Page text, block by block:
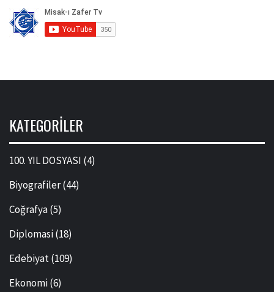
KATEGORILER
100. YIL DOSYASI (4)
Biyografiler(44)
Coğrafya(5)
Diplomasi(18)
Edebiyat(109)
Ekonomi(6)